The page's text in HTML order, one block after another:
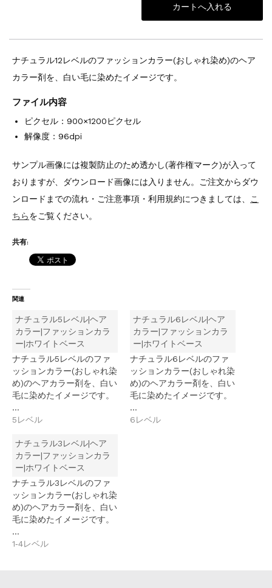
ナチュラル12レベルのファッションカラー(おしゃれ染め)のヘア
カラー剤を、白い毛に染めたイメージです。
ファイル内容
ピクセル：900×1200ピクセル
解像度：96dpi
サンプル画像には複製防止のため透かし(著作権マーク)が入って
おりますが、ダウンロード画像には入りません。ご注文からダウ
ンロードまでの流れ・ご注意事項・利用規約につきましては、
こ
ちらをご覧ください。
共有:
関連
ナチュラル5レベル|ヘア
カラー|ファッションカラ
ー|ホワイトベース
ナチュラル5レベルのファ
ッションカラー(おしゃれ染
め)のヘアカラー剤を、白い
毛に染めたイメージです。
…
5レベル
ナチュラル6レベル|ヘア
カラー|ファッションカラ
ー|ホワイトベース
ナチュラル6レベルのファ
ッションカラー(おしゃれ染
め)のヘアカラー剤を、白い
毛に染めたイメージです。
…
6レベル
ナチュラル3レベル|ヘア
カラー|ファッションカラ
ー|ホワイトベース
ナチュラル3レベルのファ
ッションカラー(おしゃれ染
め)のヘアカラー剤を、白い
毛に染めたイメージです。
…
1‐4レベル